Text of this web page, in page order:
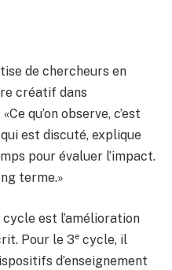
de chercheurs en
créatif dans
qu’on observe, c’est
est discuté, explique
pour évaluer l’impact.
terme.»
cycle est l’amélioration
Pour le 3e cycle, il
d’enseignement